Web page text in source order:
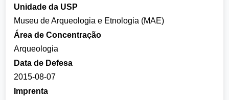
Unidade da USP
Museu de Arqueologia e Etnologia (MAE)
Área de Concentração
Arqueologia
Data de Defesa
2015-08-07
Imprenta